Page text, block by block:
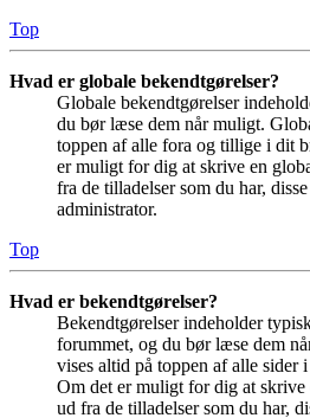
Top
Hvad er globale bekendtgørelser?
Globale bekendtgørelser
du bør læse dem når muligt.
toppen af alle fora og tillige i dit
er muligt for dig at skrive en
fra de tilladelser som du har,
administrator.
Top
Hvad er bekendtgørelser?
Bekendtgørelser indeholder
forummet, og du bør læse dem
vises altid på toppen af alle sider
Om det er muligt for dig at skrive
ud fra de tilladelser som du har,